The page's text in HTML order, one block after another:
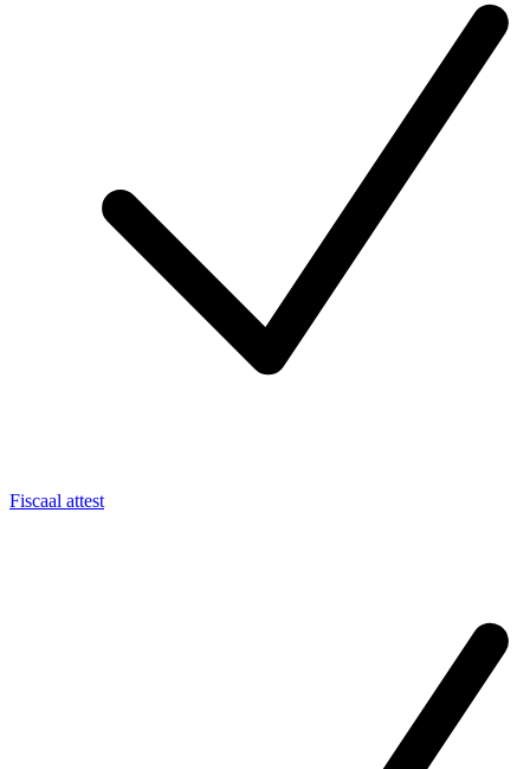
Fiscaal attest